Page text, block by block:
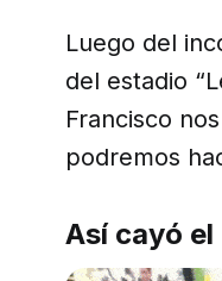
Luego del
del estadio
Francisco
podremos
Así cayó el